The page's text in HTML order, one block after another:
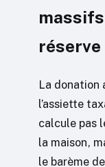
réserve
La donation
l’assiette
calcule pas
la maison,
le barème